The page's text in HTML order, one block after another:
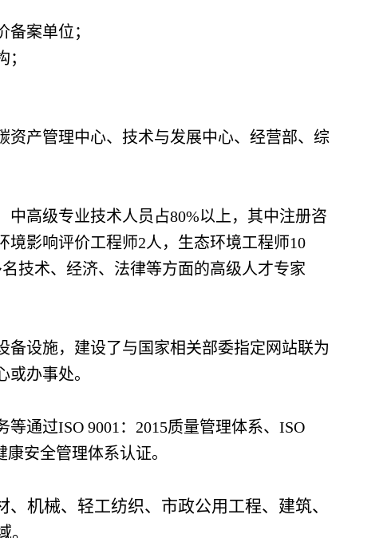
案单位；
产管理中心、技术与发展中心、经营部、综
高级专业技术人员占80%以上，其中注册咨
影响评价工程师2人，生态环境工程师10
技术、经济、法律等方面的高级人才专家
备设施，建设了与国家相关部委指定网站联为
办事处。
通过ISO 9001：2015质量管理体系、ISO
康安全管理体系认证。
机械、轻工纺织、市政公用工程、建筑、